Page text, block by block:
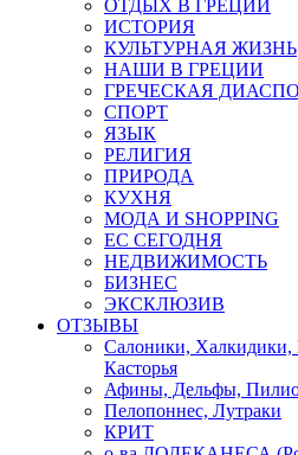
ОТДЫХ В ГРЕЦИИ
ИСТОРИЯ
КУЛЬТУРНАЯ ЖИЗНЬ
НАШИ В ГРЕЦИИ
ГРЕЧЕСКАЯ
СПОРТ
ЯЗЫК
РЕЛИГИЯ
ПРИРОДА
КУХНЯ
МОДА И SHOPPING
ЕС СЕГОДНЯ
НЕДВИЖИМОСТЬ
БИЗНЕС
ЭКСКЛЮЗИВ
ОТЗЫВЫ
Салоники, Халкидики,
Касторья
Афины, Дельфы,
Пелопоннес, Лутраки
КРИТ